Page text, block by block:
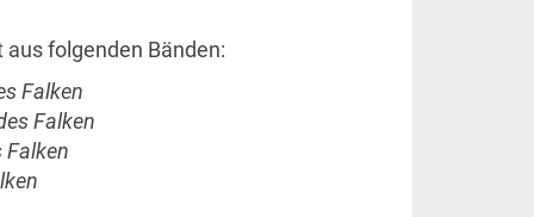
aus folgenden Bänden:
Falken
Falken
Falken